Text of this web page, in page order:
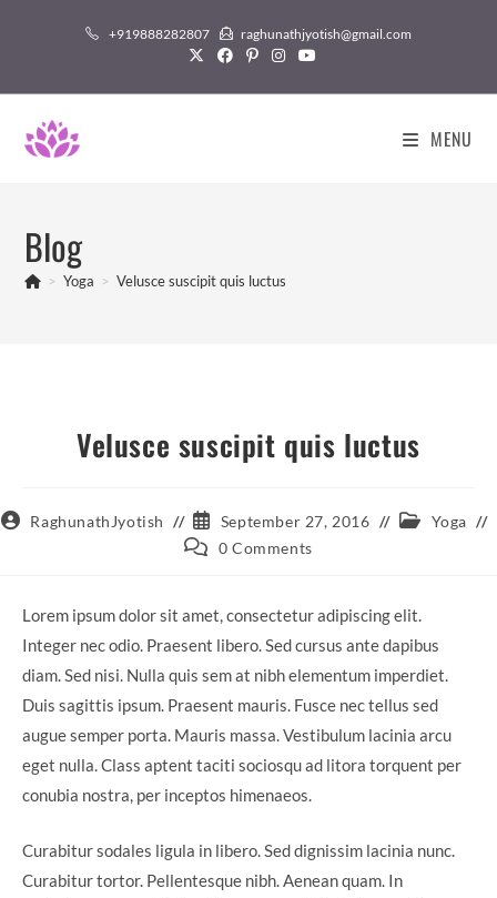
+919888282807 raghunathjyotish@gmail.com
MENU
Blog
> Yoga > Velusce suscipit quis luctus
Velusce suscipit quis luctus
PostRaghunathJyotish
Post
published:
September 27, 2016
PostYoga
Post 0 Comments
Lorem ipsum dolor sit amet, consectetur adipiscing elit.
Integer nec odio. Praesent libero. Sed cursus ante dapibus
diam. Sed nisi. Nulla quis sem at nibh elementum imperdiet.
Duis sagittis ipsum. Praesent mauris. Fusce nec tellus sed
augue semper porta. Mauris massa. Vestibulum lacinia arcu
eget nulla. Class aptent taciti sociosqu ad litora torquent per
conubia nostra, per inceptos himenaeos.
Curabitur sodales ligula in libero. Sed dignissim lacinia nunc.
Curabitur tortor. Pellentesque nibh. Aenean quam. In